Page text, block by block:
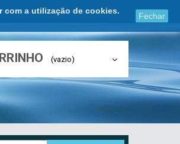
com a utilização de cookies.
Fechar
(vazio)